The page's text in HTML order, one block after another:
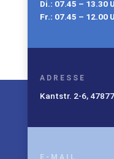
Di.: 07.45 – 13.30
Fr.: 07.45 – 12.00
ADRESSE
Kantstr. 2-6,